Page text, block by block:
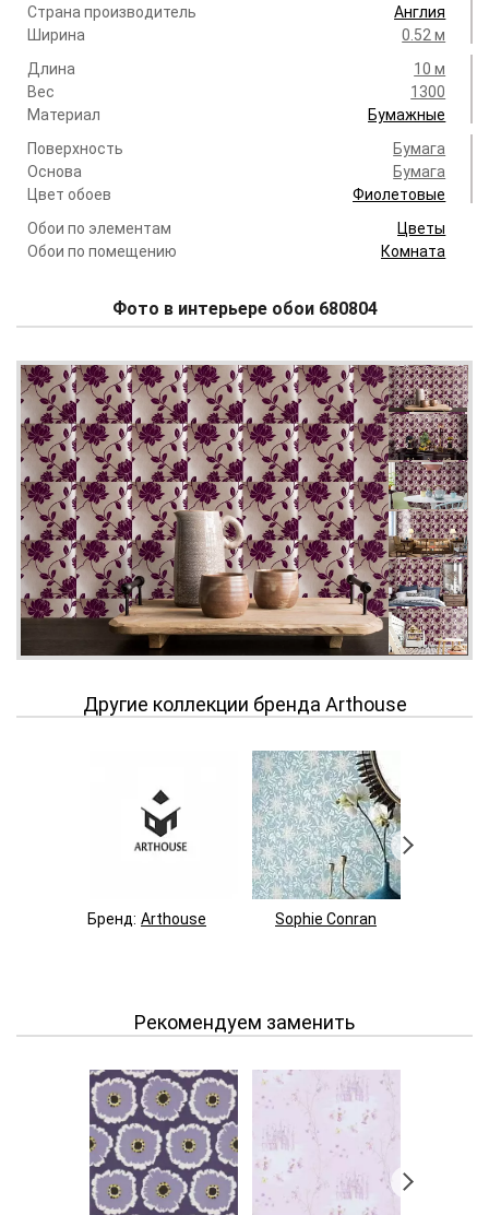
Страна производитель
Англия
Ширина
0.52 м
Длина
10 м
Вес
1300
Материал
Бумажные
Поверхность
Бумага
Основа
Бумага
Цвет обоев
Фиолетовые
Обои по элементам
Цветы
Обои по помещению
Комната
Фото в интерьере обои 680804
Другие коллекции бренда Arthouse
Бренд: Arthouse Sophie Conran
Рекомендуем заменить